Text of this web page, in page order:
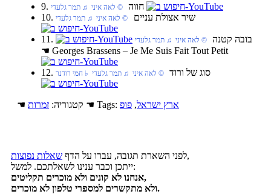
9. חווה ‏ © לאה איני‏ ♫ תמר גלעדי
10. שיר אצולת עניים ‏ © לאה איני‏ ♫ תמר גלעדי
11. בובה קטנה ‏ © לאה איני‏ ♫ תמר גלעדי
☚ Georges Brassens – Je Me Suis Fait Tout Petit
12. סוג של ורוד ‏ © לאה איני‏ ♫ תמר גלעדי‏ ♭ חמי רודנר
☚ קטגוריה: זמרות ☚ Tags: ארץ ישראל, פופ
לפני השארת תגובה, עברו על הדף שאלות נפוצות
,
ייתכן וכבר ענינו לשאלתכם. למשל:
אנחנו לא קונים ולא מוכרים תקליטים,
ולא מתקשרים למספרי טלפון לא מוכרים.